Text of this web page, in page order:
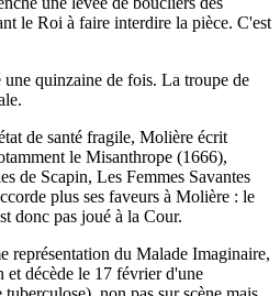
le Roi à faire interdire la pièce. C'est
quinzaine de fois. La troupe de
de santé fragile, Molière écrit
le Misanthrope (1666),
de Scapin, Les Femmes Savantes
plus ses faveurs à Molière : le
donc pas joué à la Cour.
représentation du Malade Imaginaire,
décède le 17 février d'une